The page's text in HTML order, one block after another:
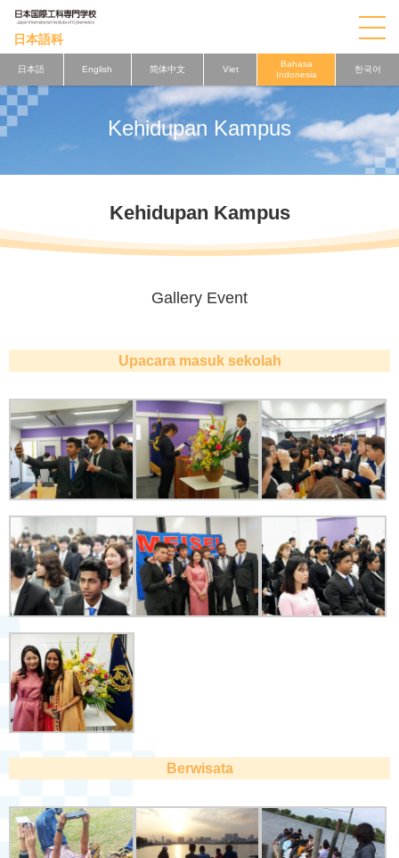
日本語科
日本語 English 简体中文 Viet
Bahasa
Indonesia
한국어
Kehidupan Kampus
Kehidupan Kampus
Gallery Event
Upacara masuk sekolah
Berwisata